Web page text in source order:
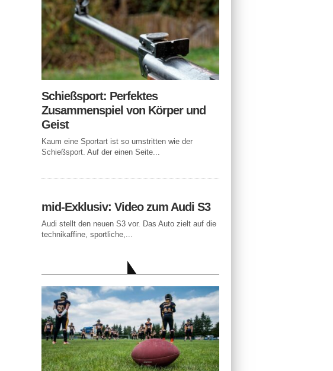
Schießsport: Perfektes
Zusammenspiel von Körper und
Geist
Kaum eine Sportart ist so umstritten wie der
Schießsport. Auf der einen Seite...
mid-Exklusiv: Video zum Audi S3
Audi stellt den neuen S3 vor. Das Auto zielt auf die
technikaffine, sportliche,...